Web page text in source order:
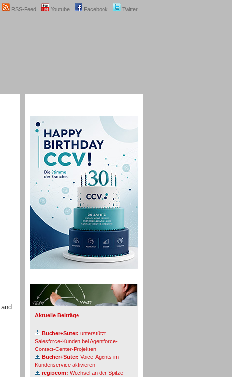
Twitter
Facebook
Youtube
RSS-Feed
and
Aktuelle Beiträge
Bucher+Suter: unterstützt
Salesforce-Kunden bei Agentforce-
Contact-Center-Projekten
Bucher+Suter: Voice-Agents im
Kundenservice aktivieren
regiocom: Wechsel an der Spitze